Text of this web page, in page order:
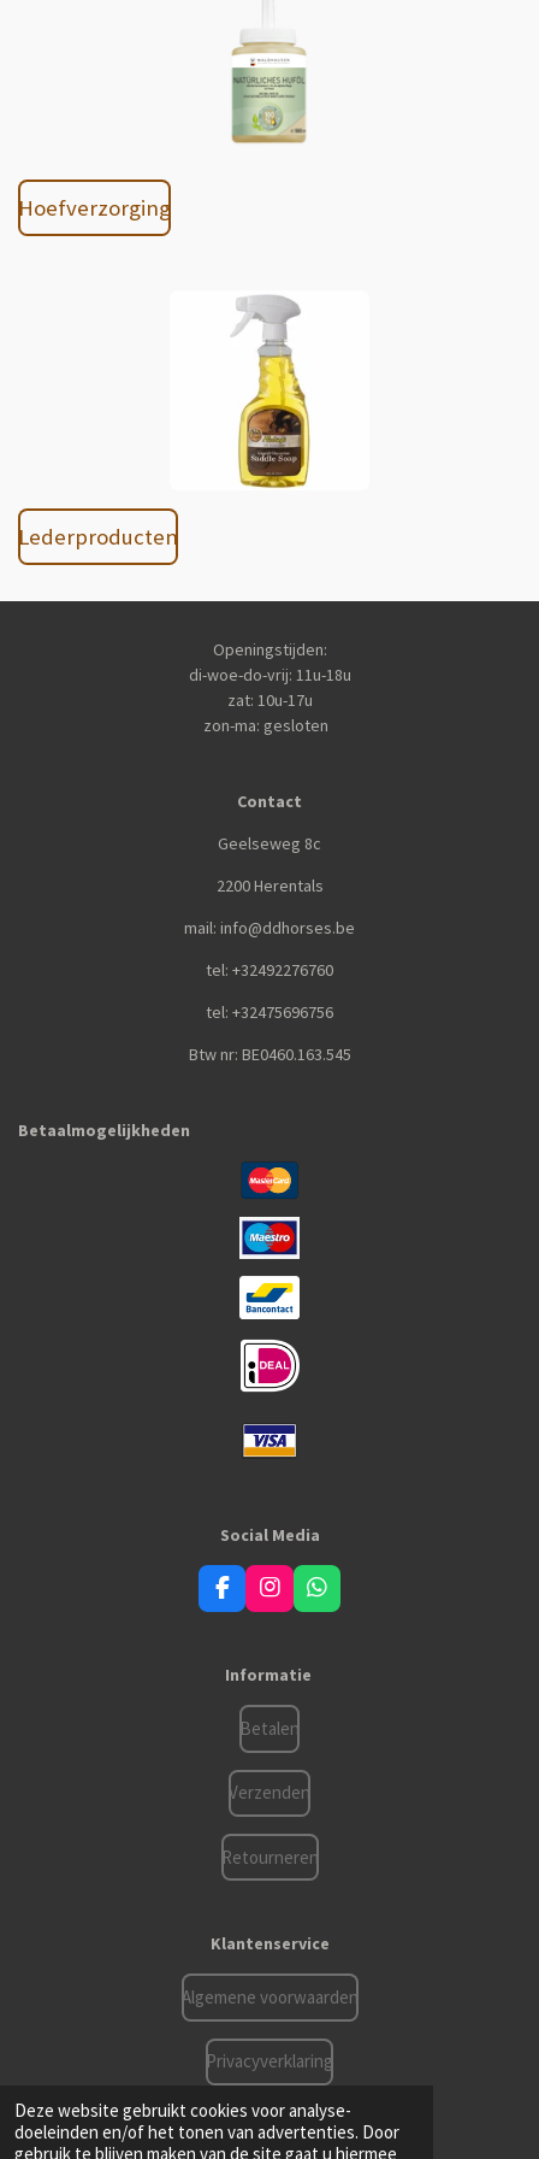
Deze website gebruikt cookies voor analyse-
doeleinden en/of het tonen van advertenties. Door
gebruik te blijven maken van de site gaat u hiermee
Hoefverzorging
Lederproducten
Openingstijden:
di-woe-do-vrij: 11u-18u
zat: 10u-17u
zon-ma: gesloten
Contact
Geelseweg 8c
2200 Herentals
mail: info@ddhorses.be
tel: +32492276760
tel: +32475696756
Btw nr: BE0460.163.545
Betaalmogelijkheden
Social Media
F
a
b
I
n
a
g
r
a
m
W
h
Informatie
Betalen
Verzenden
Retourneren
Klantenservice
Algemene voorwaarden
Privacyverklaring
Powered by JouwWeb